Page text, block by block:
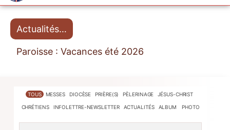
Actualités…
Paroisse : Vacances été 2026
TOUS MESSES DIOCÈSE PRIÈRE(S) PÈLERINAGE JÉSUS-CHRIST
CHRÉTIENS INFOLETTRE-NEWSLETTER ACTUALITÉS ALBUM PHOTO